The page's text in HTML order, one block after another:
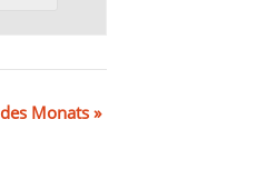
Monats »